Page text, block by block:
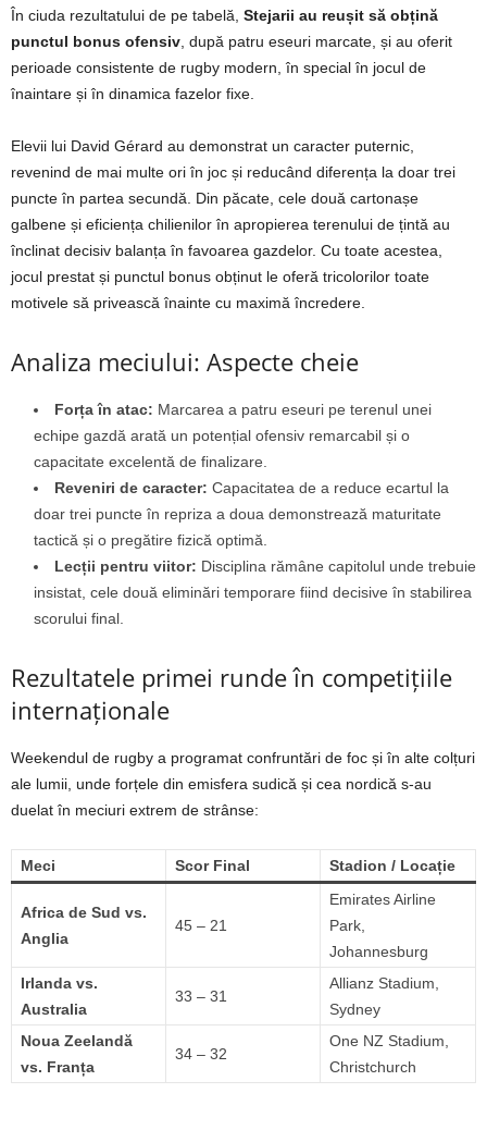
În ciuda rezultatului de pe tabelă, Stejarii au reușit să obțină
punctul bonus ofensiv, după patru eseuri marcate, și au oferit
perioade consistente de rugby modern, în special în jocul de
înaintare și în dinamica fazelor fixe.
Elevii lui David Gérard au demonstrat un caracter puternic,
revenind de mai multe ori în joc și reducând diferența la doar trei
puncte în partea secundă. Din păcate, cele două cartonașe
galbene și eficiența chilienilor în apropierea terenului de țintă au
înclinat decisiv balanța în favoarea gazdelor. Cu toate acestea,
jocul prestat și punctul bonus obținut le oferă tricolorilor toate
motivele să privească înainte cu maximă încredere.
Analiza meciului: Aspecte cheie
Forța în atac: Marcarea a patru eseuri pe terenul unei
echipe gazdă arată un potențial ofensiv remarcabil și o
capacitate excelentă de finalizare.
Reveniri de caracter: Capacitatea de a reduce ecartul la
doar trei puncte în repriza a doua demonstrează maturitate
tactică și o pregătire fizică optimă.
Lecții pentru viitor: Disciplina rămâne capitolul unde trebuie
insistat, cele două eliminări temporare fiind decisive în stabilirea
scorului final.
Rezultatele primei runde în competițiile
internaționale
Weekendul de rugby a programat confruntări de foc și în alte colțuri
ale lumii, unde forțele din emisfera sudică și cea nordică s-au
duelat în meciuri extrem de strânse:
Meci Scor Final Stadion / Locație
Africa de Sud vs.
Anglia
45 – 21
Emirates Airline
Park,
Johannesburg
Irlanda vs.
Australia
33 – 31
Allianz Stadium,
Sydney
Noua Zeelandă
vs. Franța
34 – 32
One NZ Stadium,
Christchurch